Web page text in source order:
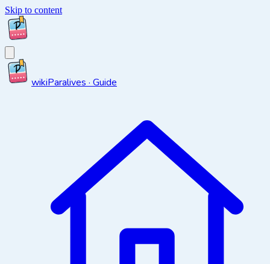
Skip to content
wikiParalives · Guide